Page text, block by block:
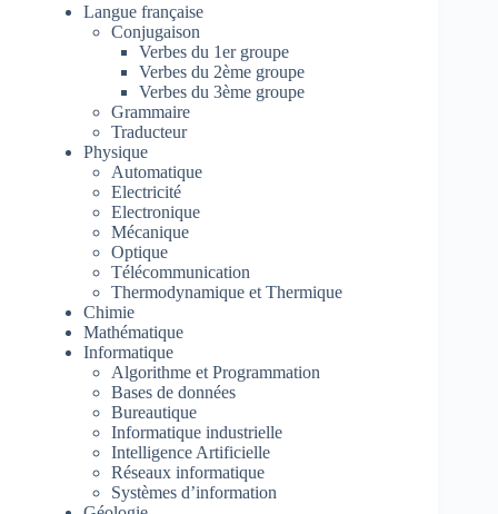
Langue française
Conjugaison
Verbes du 1er groupe
Verbes du 2ème groupe
Verbes du 3ème groupe
Grammaire
Traducteur
Physique
Automatique
Electricité
Electronique
Mécanique
Optique
Télécommunication
Thermodynamique et Thermique
Chimie
Mathématique
Informatique
Algorithme et Programmation
Bases de données
Bureautique
Informatique industrielle
Intelligence Artificielle
Réseaux informatique
Systèmes d’information